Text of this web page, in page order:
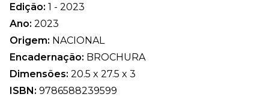
Edição: 1 - 2023
Ano: 2023
Origem: NACIONAL
Encadernação: BROCHURA
Dimensões: 20.5 x 27.5 x 3
ISBN: 9786588239599